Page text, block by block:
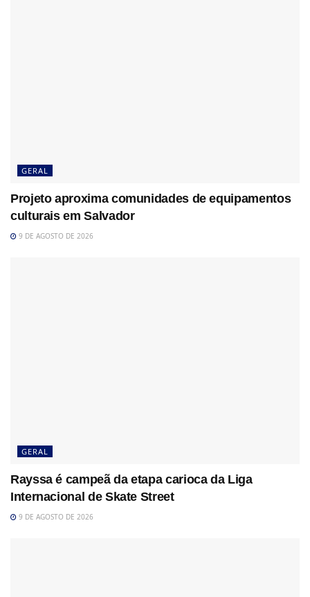
GERAL
Projeto aproxima comunidades de equipamentos
culturais em Salvador
9 DE AGOSTO DE 2026
GERAL
Rayssa é campeã da etapa carioca da Liga
Internacional de Skate Street
9 DE AGOSTO DE 2026